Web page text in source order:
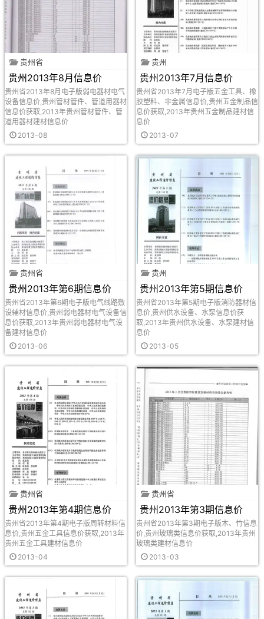
贵州省
贵州2013年8月信息价
贵州省2013年8月电子版弱电器材电气
设备信息价,贵州管材管件、管道用器材
信息价获取,2013年贵州管材管件、管
道用器材建材信息价
2013-08
贵州
贵州2013年7月信息价
贵州省2013年7月电子版五金工具、橡
胶塑料、非金属信息价,贵州五金制品信
息价获取,2013年贵州五金制品建材信
息价
2013-07
贵州省
贵州2013年第6期信息价
贵州省2013年第6期电子版电气线路敷
设辅材信息价,贵州弱电器材电气设备信
息价获取,2013年贵州弱电器材电气设
备建材信息价
2013-06
贵州
贵州2013年第5期信息价
贵州省2013年第5期电子版消防器材信
息价,贵州供水设备、水泵信息价获
取,2013年贵州供水设备、水泵建材信
息价
2013-05
贵州省
贵州2013年第4期信息价
贵州省2013年第4期电子版周转材料信
息价,贵州五金工具信息价获取,2013年
贵州五金工具建材信息价
2013-04
贵州省
贵州2013年第3期信息价
贵州省2013年第3期电子版木、竹信息
价,贵州玻璃类信息价获取,2013年贵州
玻璃类建材信息价
2013-03